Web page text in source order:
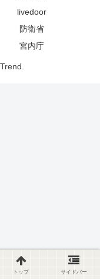
livedoor
防衛省
宮内庁
トップ サイドバー